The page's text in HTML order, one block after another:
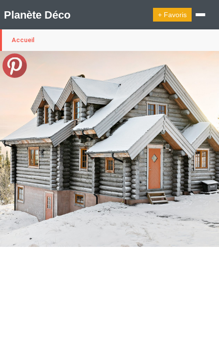
Planète Déco + Favoris
🛍︎ Shop Planète Déco ℹ︎ À propos
Appartement Design Cabanes
Decoration Noël
Design Suédois En Quelques Photos
Idées Déco En 10 Photos
La Semaine Décoration Et Design
Maison En Ville
Méli-Mélo Suédois
Publi Reportage
Tendance
Interieurs Scandinaves
La Décoration Selon Votre Signe Astrologique
Les Trouvailles Déco Du Jour
Loft
Maison Appartement Écologique
Maison Container/container House
Maison D'hôtes
Maison Et Appartement Vintage
On Décode La Déco
Petite Surface
Piscine Question De Style
Renovation
Revue De Week End
Accueil